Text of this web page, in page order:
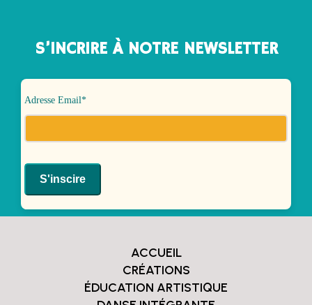
S’INCRIRE À NOTRE NEWSLETTER
Adresse Email*
ACCUEIL
CRÉATIONS
ÉDUCATION ARTISTIQUE